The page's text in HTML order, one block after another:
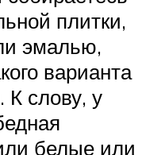
плитки,
эмалью,
варианта
К слову, у
белые или